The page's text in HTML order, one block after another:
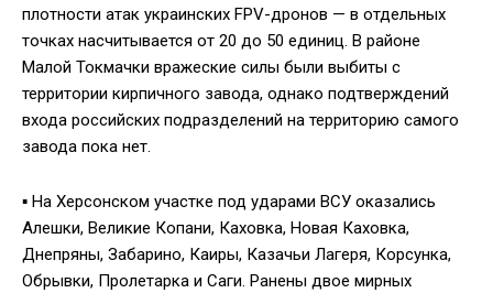
плотности атак украинских FPV-дронов — в отдельных
точках насчитывается от 20 до 50 единиц. В районе
Малой Токмачки вражеские силы были выбиты с
территории кирпичного завода, однако подтверждений
входа российских подразделений на территорию самого
завода пока нет.
▪️ На Херсонском участке под ударами ВСУ оказались
Алешки, Великие Копани, Каховка, Новая Каховка,
Днепряны, Забарино, Каиры, Казачьи Лагеря, Корсунка,
Обрывки, Пролетарка и Саги. Ранены двое мирных